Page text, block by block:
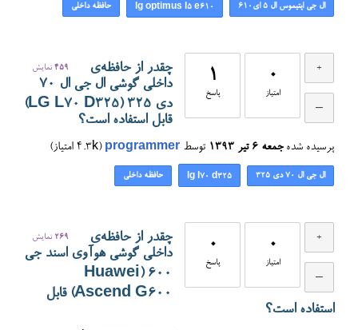
ال جی اپتیموس ال ۵ ای۶۱۰ lg optimus l5 e610 حافظه داخلی
0
امتیاز
1
پاسخ
459 نمایش
چقدر از حافظه‌ی
داخلی گوشی ال جی ال 70
دی ۳۲۵ (LG L70 D325)
قابل استفاده است؟
پرسیده شده جمعه ۶ تیر ۱۳۹۳ توسط programmer
(
4.3k امتیاز)
ال جی ال 70 دی ۳۲۵ lg l70 d325 حافظه داخلی
0
امتیاز
0
پاسخ
269 نمایش
چقدر از حافظه‌ی
داخلی گوشی هوآوی اسند جی
۶۰۰ (Huawei
Ascend G600) قابل
استفاده است؟